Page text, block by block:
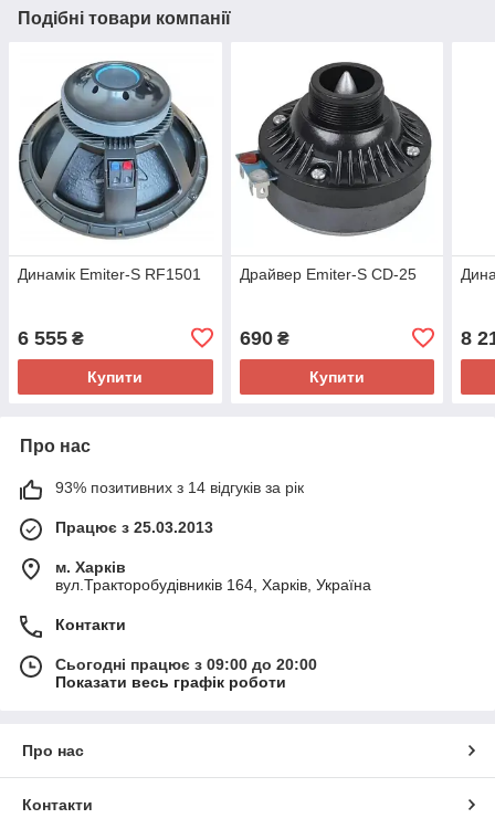
Подібні товари компанії
Динамік Emiter-S RF1501
6 555 ₴
Купити
Драйвер Emiter-S CD-25
690₴
Купити
8
Про нас
93% позитивних з 14 відгуків за рік
Працює з 25.03.2013
м. Харків
вул.Тракторобудівників 164, Харків, Україна
Контакти
Сьогодні працює з 09:00 до 20:00
Показати весь графік роботи
Про нас
Контакти